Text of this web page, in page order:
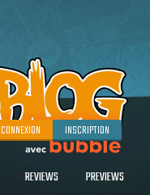
CONNEXION INSCRIPTION
REVIEWS PREVIEWS